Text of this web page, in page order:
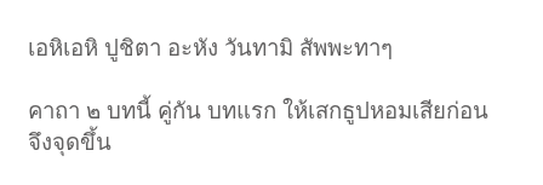
เอหิเอหิ ปูชิตา อะหัง วันทามิ สัพพะทาๆ
คาถา ๒ บทนี้ คู่กัน บทแรก ให้เสกธูปหอมเสียก่อน
จึงจุดขึ้น